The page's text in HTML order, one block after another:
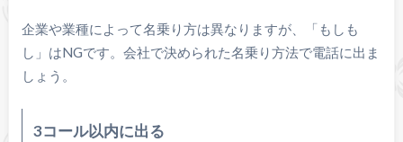
企業や業種によって名乗り方は異なりますが、「もしも
し」はNGです。会社で決められた名乗り方法で電話に出ま
しょう。
3コール以内に出る